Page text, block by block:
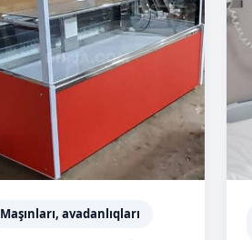
Maşınları, avadanlıqları